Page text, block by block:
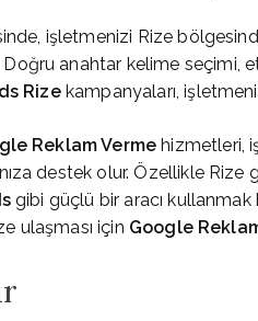
işletmenizi Rize
anahtar kelime seçimi,
Rizekampanyaları,
Reklam Verme hizmetleri,
destek olur. Özellikle
gibi güçlü bir aracı kullanmak
ulaşması için Google